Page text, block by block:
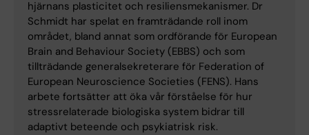
hjärnans plasticitet och resiliensmekanismer. Dr
Schmidt har spelat en framträdande roll inom
området, bland annat som ordförande för European
Brain and Behaviour Society (EBBS) och som
tillträdande generalsekreterare för Federation of
European Neuroscience Societies (FENS). Hans
arbete fortsätter att öka vår förståelse för hur
stressrelaterade biologiska system bidrar till
adaptivt beteende och psykiatrisk risk.